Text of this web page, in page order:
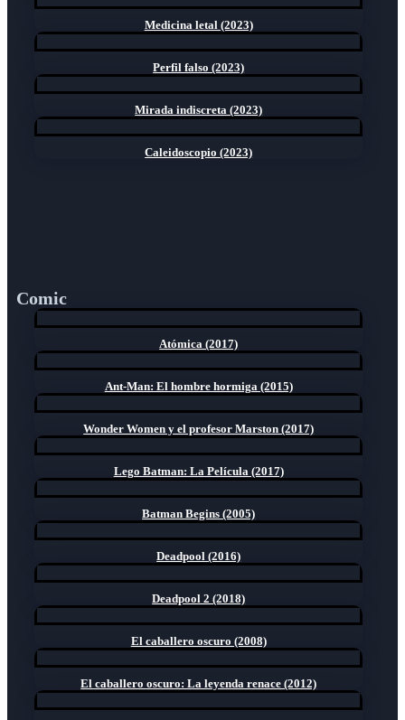
Medicina letal (2023)
Perfil falso (2023)
Mirada indiscreta (2023)
Caleidoscopio (2023)
Comic
Atómica (2017)
Ant-Man: El hombre hormiga (2015)
Wonder Women y el profesor Marston (2017)
Lego Batman: La Película (2017)
Batman Begins (2005)
Deadpool (2016)
Deadpool 2 (2018)
El caballero oscuro (2008)
El caballero oscuro: La leyenda renace (2012)